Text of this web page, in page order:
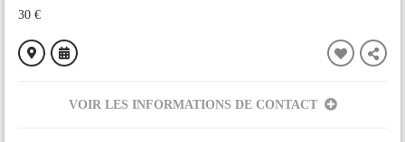
30 €
VOIR LES INFORMATIONS DE CONTACT